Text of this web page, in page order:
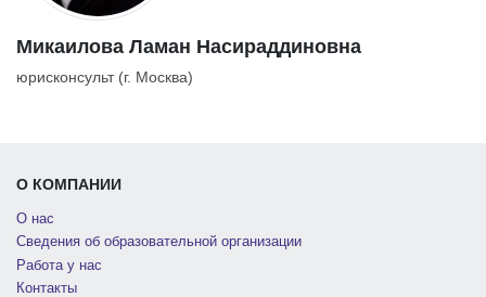
Микаилова Ламан Насираддиновна
юрисконсульт (г. Москва)
О КОМПАНИИ
О нас
Сведения об образовательной организации
Работа у нас
Контакты